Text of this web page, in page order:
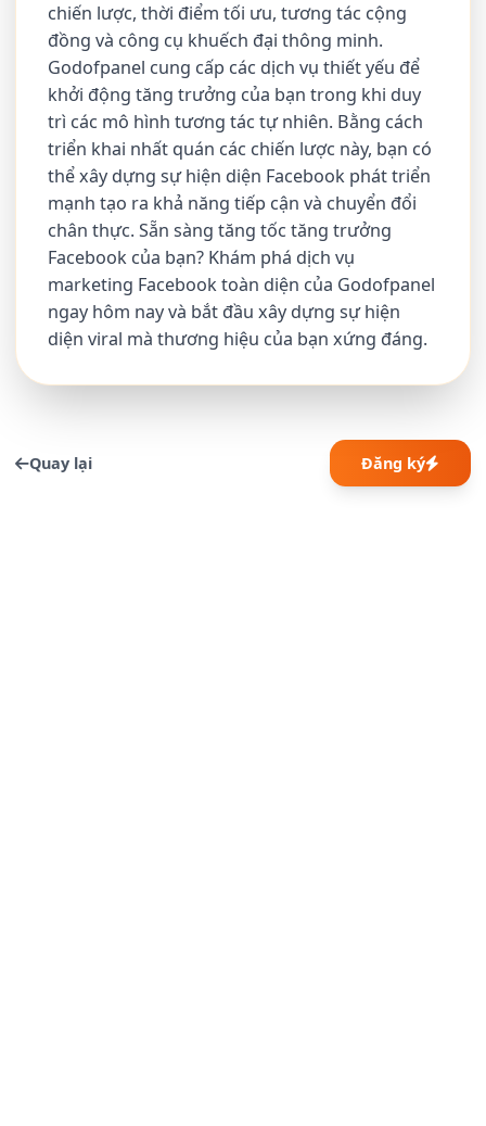
chiến lược, thời điểm tối ưu, tương tác cộng
đồng và công cụ khuếch đại thông minh.
Godofpanel cung cấp các dịch vụ thiết yếu để
khởi động tăng trưởng của bạn trong khi duy
trì các mô hình tương tác tự nhiên. Bằng cách
triển khai nhất quán các chiến lược này, bạn có
thể xây dựng sự hiện diện Facebook phát triển
mạnh tạo ra khả năng tiếp cận và chuyển đổi
chân thực. Sẵn sàng tăng tốc tăng trưởng
Facebook của bạn? Khám phá dịch vụ
marketing Facebook toàn diện của Godofpanel
ngay hôm nay và bắt đầu xây dựng sự hiện
diện viral mà thương hiệu của bạn xứng đáng.
Quay lại Đăng ký